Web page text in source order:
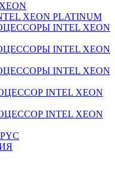
XEON PLATINUM
INTEL XEON
INTEL XEON
INTEL XEON
INTEL XEON
INTEL XEON